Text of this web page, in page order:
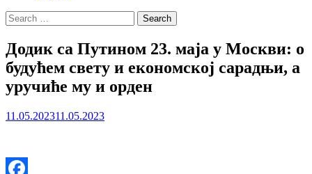
Search
for:
Додик са Путином 23. маја у Москви: о
будућем свету и економској сарадњи, а
уручиће му и орден
11.05.202311.05.2023